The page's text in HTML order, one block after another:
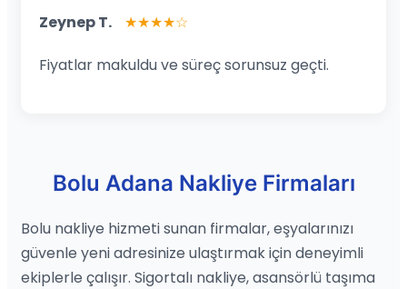
Zeynep T. ★★★★☆
Fiyatlar makuldu ve süreç sorunsuz geçti.
Bolu Adana Nakliye Firmaları
Bolu nakliye hizmeti sunan firmalar, eşyalarınızı
güvenle yeni adresinize ulaştırmak için deneyimli
ekiplerle çalışır. Sigortalı nakliye, asansörlü taşıma